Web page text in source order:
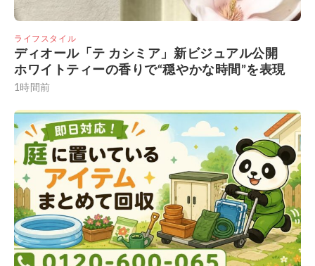
ライフスタイル
ディオール「テ カシミア」新ビジュアル公開
ホワイトティーの香りで“穏やかな時間”を表現
1時間前